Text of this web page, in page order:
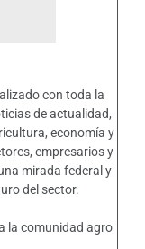
con toda la
de actualidad,
economía y
empresarios y
mirada federal y
del sector.
la comunidad agro